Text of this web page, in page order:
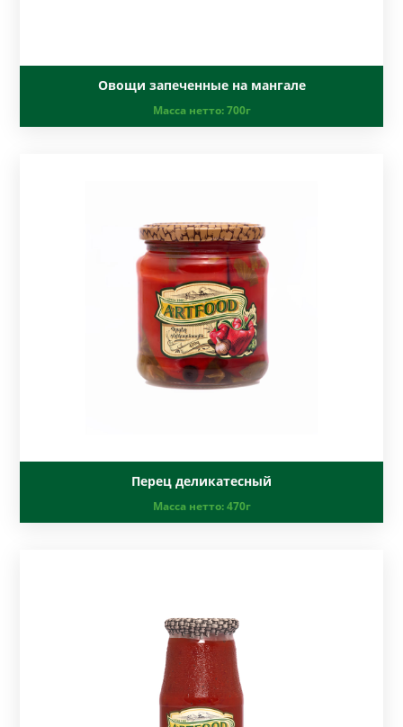
Овощи запеченные на мангале
Масса нетто:700г
Перец деликатесный
Масса нетто:470г